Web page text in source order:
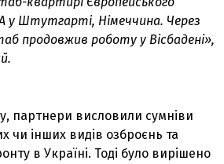
у Штутгарті, Німеччина. Через
продовжив роботу у Вісбадені»,
партнери висловили сумніви
чи інших видів озброєнь та
в Україні. Тоді було вирішено